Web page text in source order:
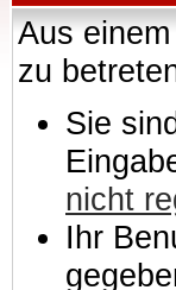
Aus
zu
Sie
nicht
Ihr